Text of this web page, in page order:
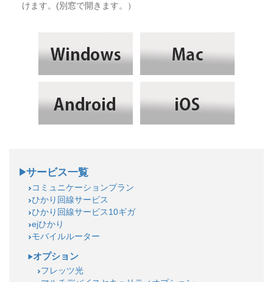
けます。(別窓で開きます。）
サービス一覧
コミュニケーションプラン
ひかり回線サービス
ひかり回線サービス10ギガ
ejひかり
モバイルルーター
オプション
フレッツ光